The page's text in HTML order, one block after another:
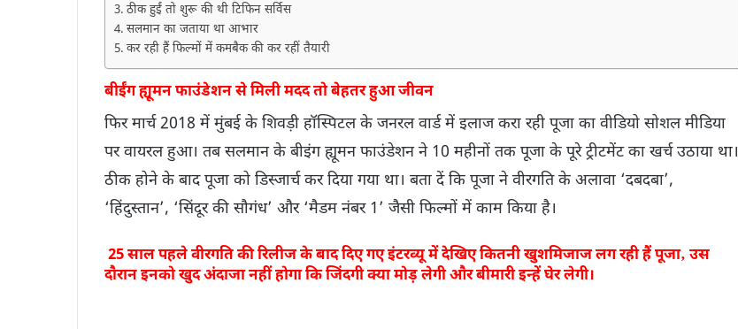
ठीक हुईं तो शुरू की थी टिफिन सर्विस
सलमान का जताया था आभार
कर रही हैं फिल्मों में कमबैक की कर रहीं तैयारी
बीईंग ह्यूमन फाउंडेशन से मिली मदद तो बेहतर हुआ जीवन
फिर मार्च 2018 में मुंबई के शिवड़ी हॉस्पिटल के जनरल वार्ड में इलाज करा रही पूजा का वीडियो सोशल मीडिया
पर वायरल हुआ। तब सलमान के बीइंग ह्यूमन फाउंडेशन ने 10 महीनों तक पूजा के पूरे ट्रीटमेंट का खर्च उठाया था।
ठीक होने के बाद पूजा को डिस्जार्च कर दिया गया था। बता दें कि पूजा ने वीरगति के अलावा ‘दबदबा’,
‘हिंदुस्तान’, ‘सिंदूर की सौगंध’ और ‘मैडम नंबर 1’ जैसी फिल्मों में काम किया है।
25 साल पहलेवीरगति की रिलीज के बाद दिए गए इंटरव्यू में देखिए कितनी खुशमिजाज लग रही हैं पूजा‚ उस
दौरान इनको खुद अंदाजा नहीं होगा कि जिंदगी क्या मोड़ लेगी और बीमारी इन्हें घेर लेगी।